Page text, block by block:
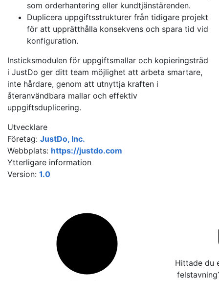
som orderhantering eller kundtjänstärenden.
Duplicera uppgiftsstrukturer från tidigare projekt
för att upprätthålla konsekvens och spara tid vid
konfiguration.
Insticksmodulen för uppgiftsmallar och kopieringsträd
i JustDo ger ditt team möjlighet att arbeta smartare,
inte hårdare, genom att utnyttja kraften i
återanvändbara mallar och effektiv
uppgiftsduplicering.
Utvecklare
Företag: JustDo, Inc.
Webbplats: https://justdo.com
Ytterligare information
Version: 1.0
Hittade du